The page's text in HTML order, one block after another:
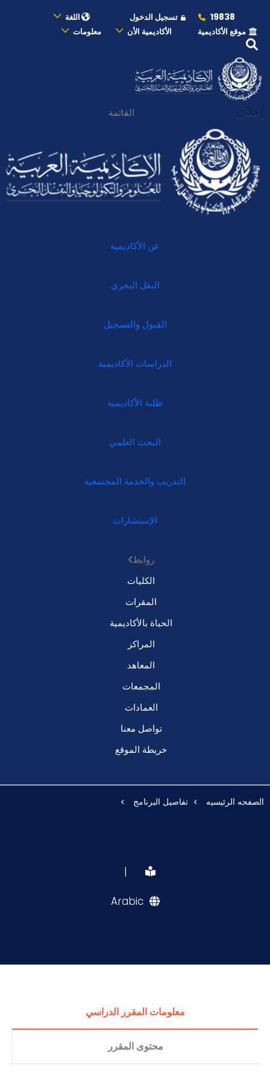
19838 تسجيل الدخول
اللغة
موقع الأكاديمية
الأكاديمية الأن معلومات
إغلاق القائمة
عن الأكاديمية
النقل البحري
القبول والتسجيل
الدراسات الأكاديمية
طلبة الأكاديمية
البحث العلمي
التدريب والخدمة المجتمعية
الإستشارات
روابط
الكليات
المقرات
الحياة بالأكاديمية
المراكز
المعاهد
المجمعات
العمادات
تواصل معنا
خريطة الموقع
الصفحه الرئيسيه تفاصيل البرنامج
|
Arabic
معلومات المقرر الدراسي
محتوى المقرر